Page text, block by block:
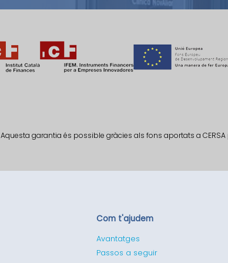
Aquesta garantia és possible gràcies als fons aportats a
Com t'ajudem
Avantatges
Passos a seguir